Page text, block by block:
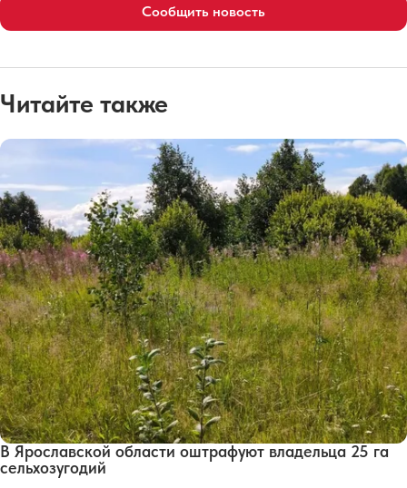
Сообщить новость
Читайте также
В Ярославской области оштрафуют владельца 25 га
сельхозугодий